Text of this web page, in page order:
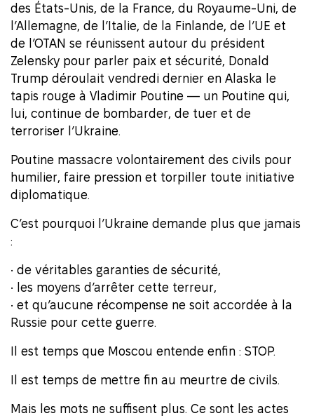
des États-Unis, de la France, du Royaume-Uni, de
l’Allemagne, de l’Italie, de la Finlande, de l’UE et
de l’OTAN se réunissent autour du président
Zelensky pour parler paix et sécurité, Donald
Trump déroulait vendredi dernier en Alaska le
tapis rouge à Vladimir Poutine — un Poutine qui,
lui, continue de bombarder, de tuer et de
terroriser l’Ukraine.
Poutine massacre volontairement des civils pour
humilier, faire pression et torpiller toute initiative
diplomatique.
C’est pourquoi l’Ukraine demande plus que jamais
:
• de véritables garanties de sécurité,
• les moyens d’arrêter cette terreur,
• et qu’aucune récompense ne soit accordée à la
Russie pour cette guerre.
Il est temps que Moscou entende enfin : STOP.
Il est temps de mettre fin au meurtre de civils.
Mais les mots ne suffisent plus. Ce sont les actes